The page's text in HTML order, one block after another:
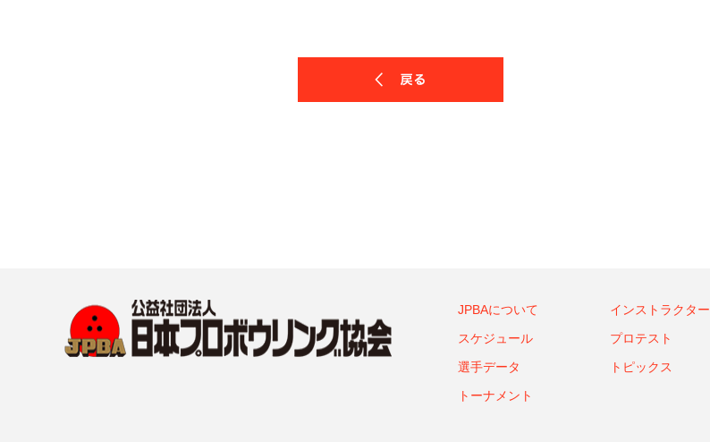
JPBAについて
スケジュール
選手データ
トーナメント
インストラクター
プロテスト
トピックス